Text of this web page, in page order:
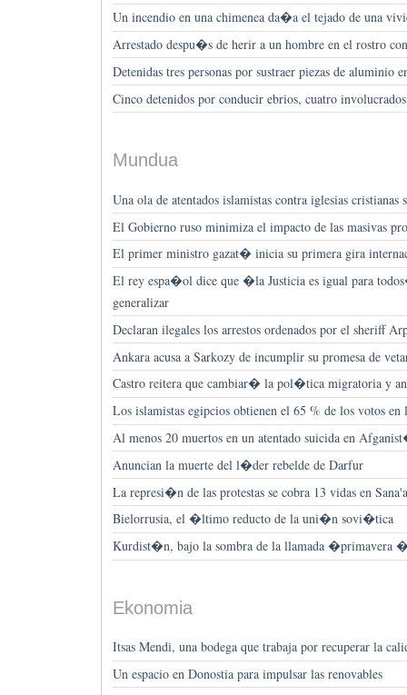
Un incendio en una chimenea da�a el tejado de una
Arrestado despu�s de herir a un hombre en el rostro
Detenidas tres personas por sustraer piezas de aluminio
Cinco detenidos por conducir ebrios, cuatro
Mundua
Una ola de atentados islamistas contra iglesias cristianas
El Gobierno ruso minimiza el impacto de las masivas
El primer ministro gazat� inicia su primera gira
El rey espa�ol dice que �la Justicia es igual para
generalizar
Declaran ilegales los arrestos ordenados por el sheriff
Ankara acusa a Sarkozy de incumplir su promesa de
Castro reitera que cambiar� la pol�tica migratoria y
Los islamistas egipcios obtienen el 65 % de los votos en
Al menos 20 muertos en un atentado suicida en
Anuncian la muerte del l�der rebelde de Darfur
La represi�n de las protestas se cobra 13 vidas en Sana'a
Bielorrusia, el �ltimo reducto de la uni�n sovi�tica
Kurdist�n, bajo la sombra de la llamada �primavera
Ekonomia
Itsas Mendi, una bodega que trabaja por recuperar la
Un espacio en Donostia para impulsar las renovables